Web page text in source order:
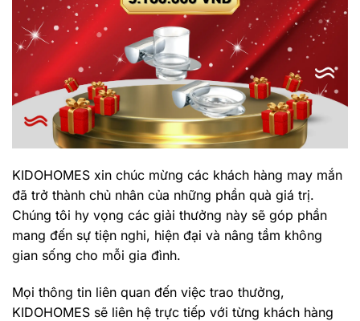
KIDOHOMES xin chúc mừng các khách hàng may mắn
đã trở thành chủ nhân của những phần quà giá trị.
Chúng tôi hy vọng các giải thưởng này sẽ góp phần
mang đến sự tiện nghi, hiện đại và nâng tầm không
gian sống cho mỗi gia đình.
Mọi thông tin liên quan đến việc trao thưởng,
KIDOHOMES sẽ liên hệ trực tiếp với từng khách hàng